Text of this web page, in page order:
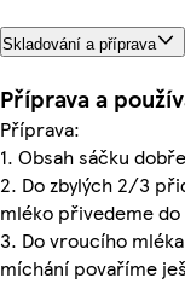
Skladování a příprava
Příprava a
Příprava:
1. Obsah sáčku
2. Do zbylých 2/3
mléko přivedeme do
3. Do vroucího
míchání povaříme